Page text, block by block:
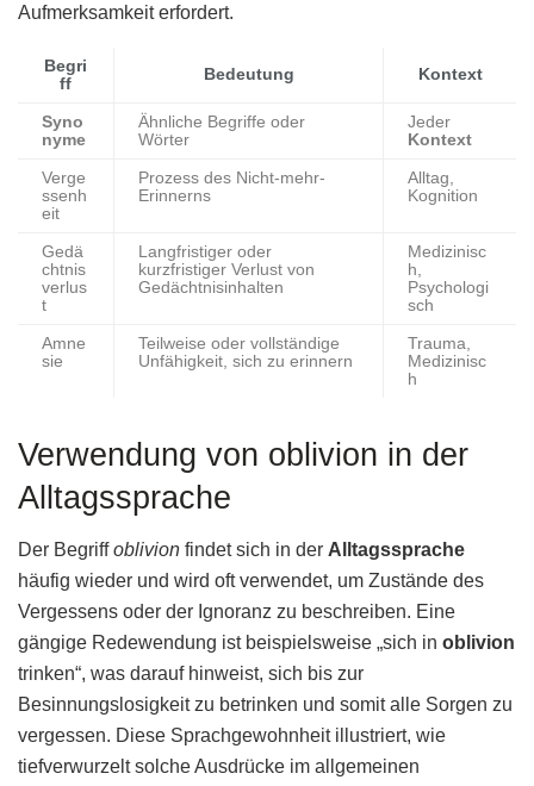
Aufmerksamkeit erfordert.
Begri
ff
Bedeutung Kontext
Syno
nyme
Ähnliche Begriffe oder
Wörter
Jeder
Kontext
Verge
ssenh
eit
Prozess des Nicht-mehr-
Erinnerns
Alltag,
Kognition
Gedä
chtnis
verlus
t
Langfristiger oder
kurzfristiger Verlust von
Gedächtnisinhalten
Medizinisc
h,
Psychologi
sch
Amne
sie
Teilweise oder vollständige
Unfähigkeit, sich zu erinnern
Trauma,
Medizinisc
h
Verwendung von oblivion in der
Alltagssprache
Der Begriffoblivion findet sich in der Alltagssprache
häufig wieder und wird oft verwendet, um Zustände des
Vergessens oder der Ignoranz zu beschreiben. Eine
gängige Redewendung ist beispielsweise „sich in oblivion
trinken“, was darauf hinweist, sich bis zur
Besinnungslosigkeit zu betrinken und somit alle Sorgen zu
vergessen. Diese Sprachgewohnheit illustriert, wie
tiefverwurzelt solche Ausdrücke im allgemeinen